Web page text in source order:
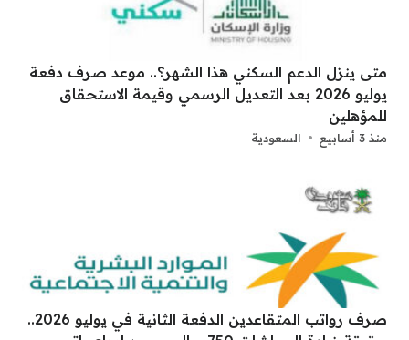
متى ينزل الدعم السكني هذا الشهر؟.. موعد صرف دفعة
يوليو 2026 بعد التعديل الرسمي وقيمة الاستحقاق
للمؤهلين
منذ 3 أسابيع السعودية
صرف رواتب المتقاعدين الدفعة الثانية في يوليو 2026..